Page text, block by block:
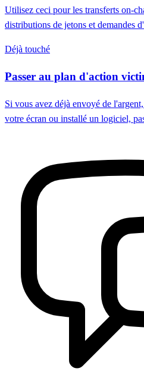
Utilisez ceci pour les transferts on-
distributions de jetons et demandes
Déjà touché
Passer au plan d'action
Si vous avez déjà envoyé de
votre écran ou installé un logiciel,